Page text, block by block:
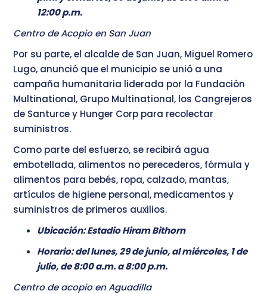
12:00 p.m.
Centro de Acopio en San Juan
Por su parte, el alcalde de San Juan, Miguel Romero
Lugo, anunció que el municipio se unió a una
campaña humanitaria liderada por la Fundación
Multinational, Grupo Multinational, los Cangrejeros
de Santurce y Hunger Corp para recolectar
suministros.
Como parte del esfuerzo, se recibirá agua
embotellada, alimentos no perecederos, fórmula y
alimentos para bebés, ropa, calzado, mantas,
artículos de higiene personal, medicamentos y
suministros de primeros auxilios.
Ubicación: Estadio Hiram Bithorn
Horario: del lunes, 29 de junio, al miércoles, 1 de
julio, de 8:00 a.m. a 8:00 p.m.
Centro de acopio en Aguadilla